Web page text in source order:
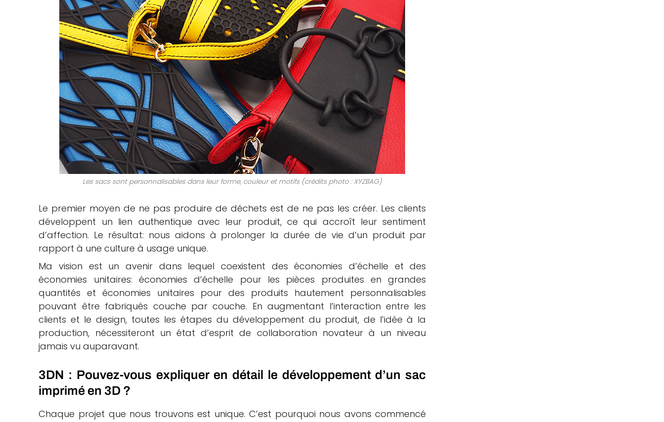
Les sacs sont personnalisables dans leur forme, couleur et motifs (crédits photo : XYZBAG)
Le premier moyen de ne pas produire de déchets est de ne pas les créer. Les clients
développent un lien authentique avec leur produit, ce qui accroît leur sentiment
d’affection. Le résultat: nous aidons à prolonger la durée de vie d’un produit par
rapport à une culture à usage unique.
Ma vision est un avenir dans lequel coexistent des économies d’échelle et des
économies unitaires: économies d’échelle pour les pièces produites en grandes
quantités et économies unitaires pour des produits hautement personnalisables
pouvant être fabriqués couche par couche. En augmentant l’interaction entre les
clients et le design, toutes les étapes du développement du produit, de l’idée à la
production, nécessiteront un état d’esprit de collaboration novateur à un niveau
jamais vu auparavant.
3DN : Pouvez-vous expliquer en détail le développement d’un sac
imprimé en 3D ?
Chaque projet que nous trouvons est unique. C’est pourquoi nous avons commencé